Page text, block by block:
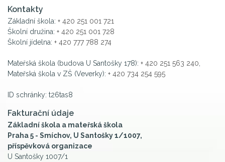
Kontakty
Základní škola: + 420 251 001 721
Školní družina: + 420 251 001 728
Školní jídelna: + 420 777 788 274
Mateřská škola (budova U Santošky 178): + 420 251 563 240
Mateřská škola v ZŠ (Veverky): + 420 734 254 595
ID schránky: t26tas8
Fakturační údaje
Základní škola a mateřská škola
Praha 5 - Smíchov, U Santošky 1/1007,
příspěvková organizace
U Santošky 1007/1